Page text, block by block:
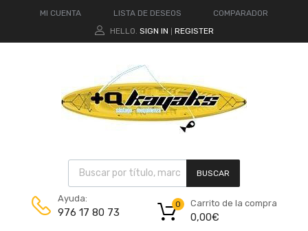
MI CUENTA LISTA DE DESEOS
COMPARADOR
HELLO. SIGN IN REGISTER
BUSCAR
Ayuda:
976 17 80 73
Carrito de la compra
0,00€
0